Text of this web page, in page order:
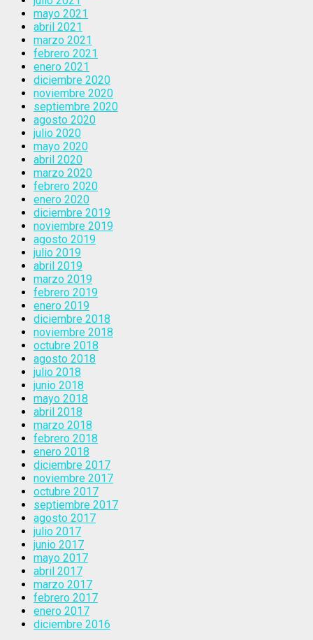
mayo 2021
abril 2021
marzo 2021
febrero 2021
enero 2021
diciembre 2020
noviembre 2020
septiembre 2020
agosto 2020
julio 2020
mayo 2020
abril 2020
marzo 2020
febrero 2020
enero 2020
diciembre 2019
noviembre 2019
agosto 2019
julio 2019
abril 2019
marzo 2019
febrero 2019
enero 2019
diciembre 2018
noviembre 2018
octubre 2018
agosto 2018
julio 2018
junio 2018
mayo 2018
abril 2018
marzo 2018
febrero 2018
enero 2018
diciembre 2017
noviembre 2017
octubre 2017
septiembre 2017
agosto 2017
julio 2017
junio 2017
mayo 2017
abril 2017
marzo 2017
febrero 2017
enero 2017
diciembre 2016